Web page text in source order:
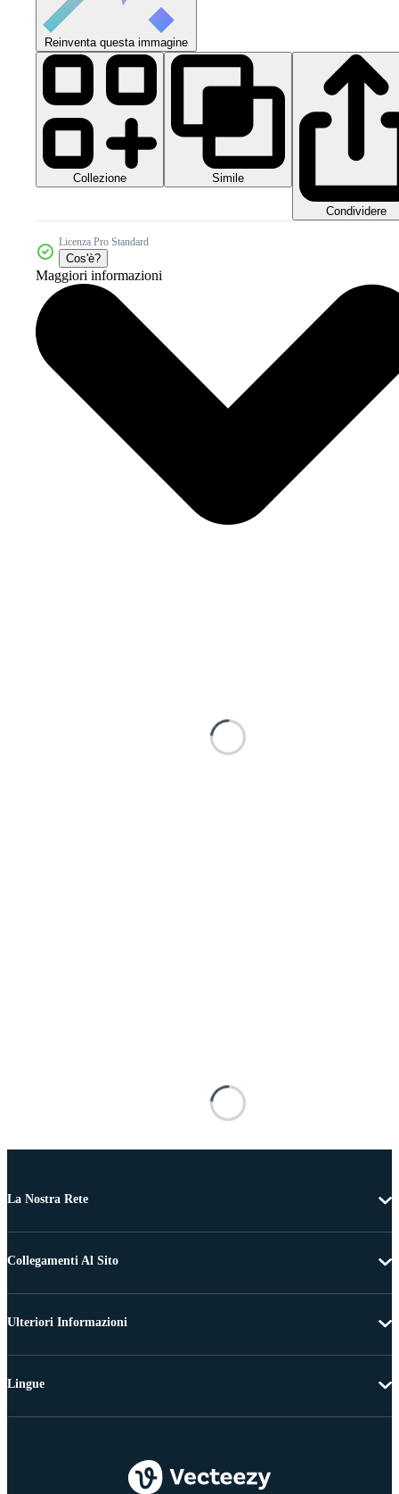
Reinventa questa immagine
Collezione Simile
Condividere
Licenza Pro Standard
Cos'è?
Maggiori informazioni
La Nostra Rete
Collegamenti Al Sito
Ulteriori Informazioni
Lingue